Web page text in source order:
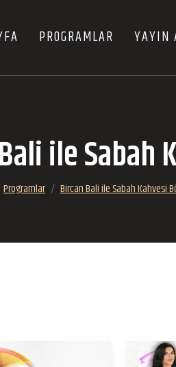
PROGRAMLAR YAYIN
ile Sabah
Programlar Bircan Bali ile Sabah Kahvesi